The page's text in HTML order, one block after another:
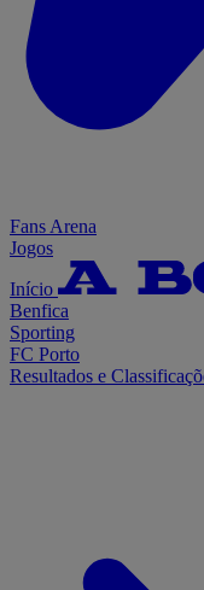
Fans Arena
Jogos
Início
Benfica
Sporting
FC Porto
Resultados e